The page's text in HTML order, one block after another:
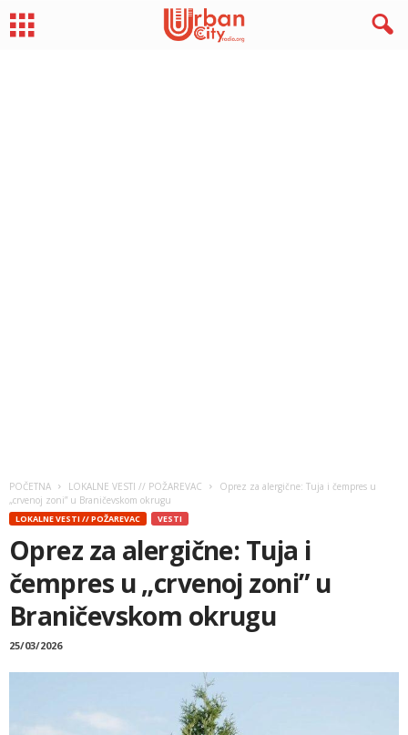
POČETNA LOKALNE VESTI // POŽAREVAC
Oprez za alergične: Tuja i čempres u
„crvenoj zoni” u Braničevskom okrugu
LOKALNE VESTI // POŽAREVAC VESTI
Oprez za alergične: Tuja i
čempres u „crvenoj zoni” u
Braničevskom okrugu
25/03/2026